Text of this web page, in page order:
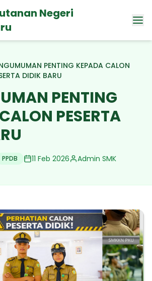
Negeri
PENTING KEPADA CALON
DIDIK BARU
PENTING
PESERTA
PPDB 11 Feb 2026 Admin SMK